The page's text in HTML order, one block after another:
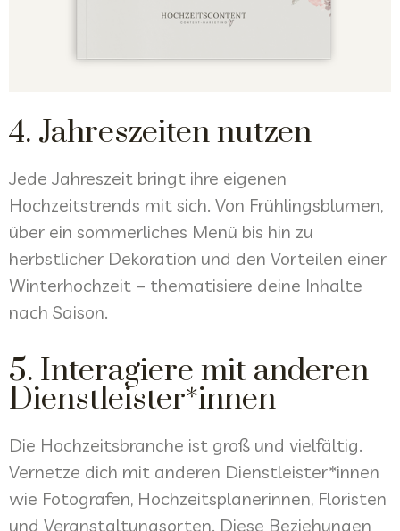
4. Jahreszeiten nutzen
Jede Jahreszeit bringt ihre eigenen
Hochzeitstrends mit sich. Von Frühlingsblumen,
über ein sommerliches Menü bis hin zu
herbstlicher Dekoration und den Vorteilen einer
Winterhochzeit – thematisiere deine Inhalte
nach Saison.
5. Interagiere mit anderen
Dienstleister*innen
Die Hochzeitsbranche ist groß und vielfältig.
Vernetze dich mit anderen Dienstleister*innen
wie Fotografen, Hochzeitsplanerinnen, Floristen
und Veranstaltungsorten. Diese Beziehungen